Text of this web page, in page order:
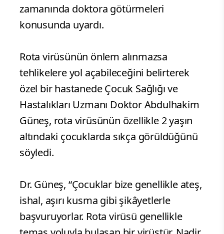
zamanında doktora götürmeleri
konusunda uyardı.
Rota virüsünün önlem alınmazsa
tehlikelere yol açabileceğini belirterek
özel bir hastanede Çocuk Sağlığı ve
Hastalıkları Uzmanı Doktor Abdulhakim
Güneş, rota virüsünün özellikle 2 yaşın
altındaki çocuklarda sıkça görüldüğünü
söyledi.
Dr. Güneş, “Çocuklar bize genellikle ateş,
ishal, aşırı kusma gibi şikâyetlerle
başvuruyorlar. Rota virüsü genellikle